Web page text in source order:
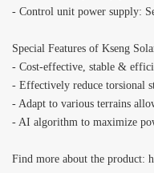
- Control unit power supply:
Special Features of Kseng
- Cost-effective, stable &
- Effectively reduce torsional
- Adapt to various terrains
- AI algorithm to maximize
Find more about the product: